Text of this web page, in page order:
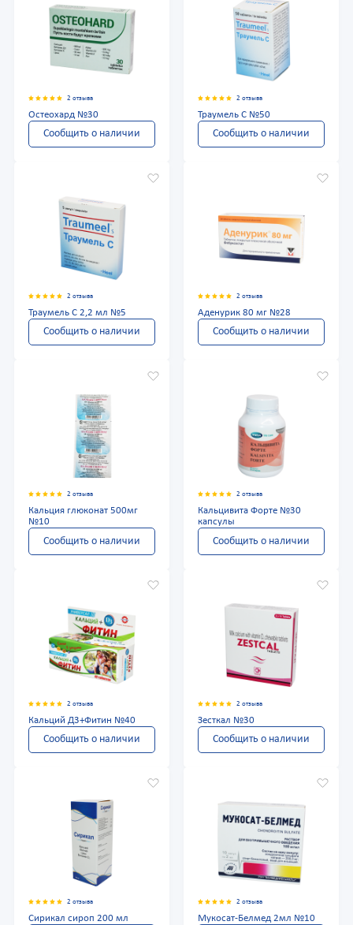
2 отзыва
Остеохард №30
Сообщить о наличии
2 отзыва
Траумель С №50
Сообщить о наличии
2 отзыва
Траумель С 2,2 мл №5
Сообщить о наличии
2 отзыва
Аденурик 80 мг №28
Сообщить о наличии
2 отзыва
Кальция глюконат 500мг
№10
Сообщить о наличии
2 отзыва
Кальцивита Форте №30
капсулы
Сообщить о наличии
2 отзыва
Кальций Д3+Фитин №40
Сообщить о наличии
2 отзыва
Зесткал №30
Сообщить о наличии
2 отзыва
Сирикал сироп 200 мл
2 отзыва
Мукосат-Белмед 2мл №10